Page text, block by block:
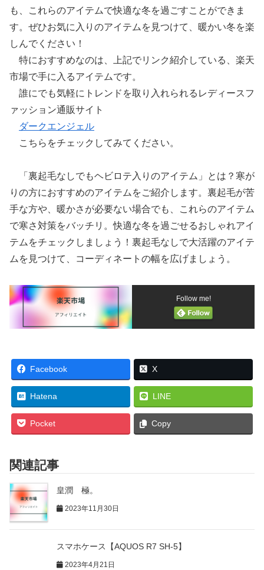
も、これらのアイテムで快適な冬を過ごすことができま
す。ぜひお気に入りのアイテムを見つけて、暖かい冬を楽
しんでください！
特におすすめなのは、上記でリンク紹介している、楽天
市場で手に入るアイテムです。
誰にでも気軽にトレンドを取り入れられるレディースフ
ァッション通販サイト
ダークエンジェル
こちらをチェックしてみてください。
「裏起毛なしでもヘビロテ入りのアイテム」とは？寒が
りの方におすすめのアイテムをご紹介します。裏起毛が苦
手な方や、暖かさが必要ない場合でも、これらのアイテム
で寒さ対策をバッチリ。快適な冬を過ごせるおしゃれアイ
テムをチェックしましょう！裏起毛なしで大活躍のアイテ
ムを見つけて、コーディネートの幅を広げましょう。
Follow me!
Facebook X
Hatena LINE
Pocket Copy
関連記事
皇潤 極。
2023年11月30日
スマホケース【AQUOS R7 SH-5】
2023年4月21日